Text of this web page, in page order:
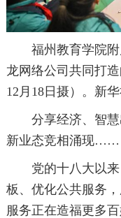
福州教育学院附
龙网络公司共同打
12月18日摄）。新
分享经济、智慧
新业态竞相涌现……
党的十八大以来
板、优化公共服务
服务正在造福更多百